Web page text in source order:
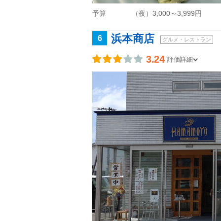
予算 （夜）3,000～3,999円
6 浜本商店 グルメ・レストラン
3.24 評価詳細